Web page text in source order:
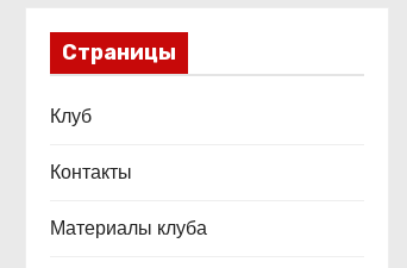
Страницы
Клуб
Контакты
Материалы клуба